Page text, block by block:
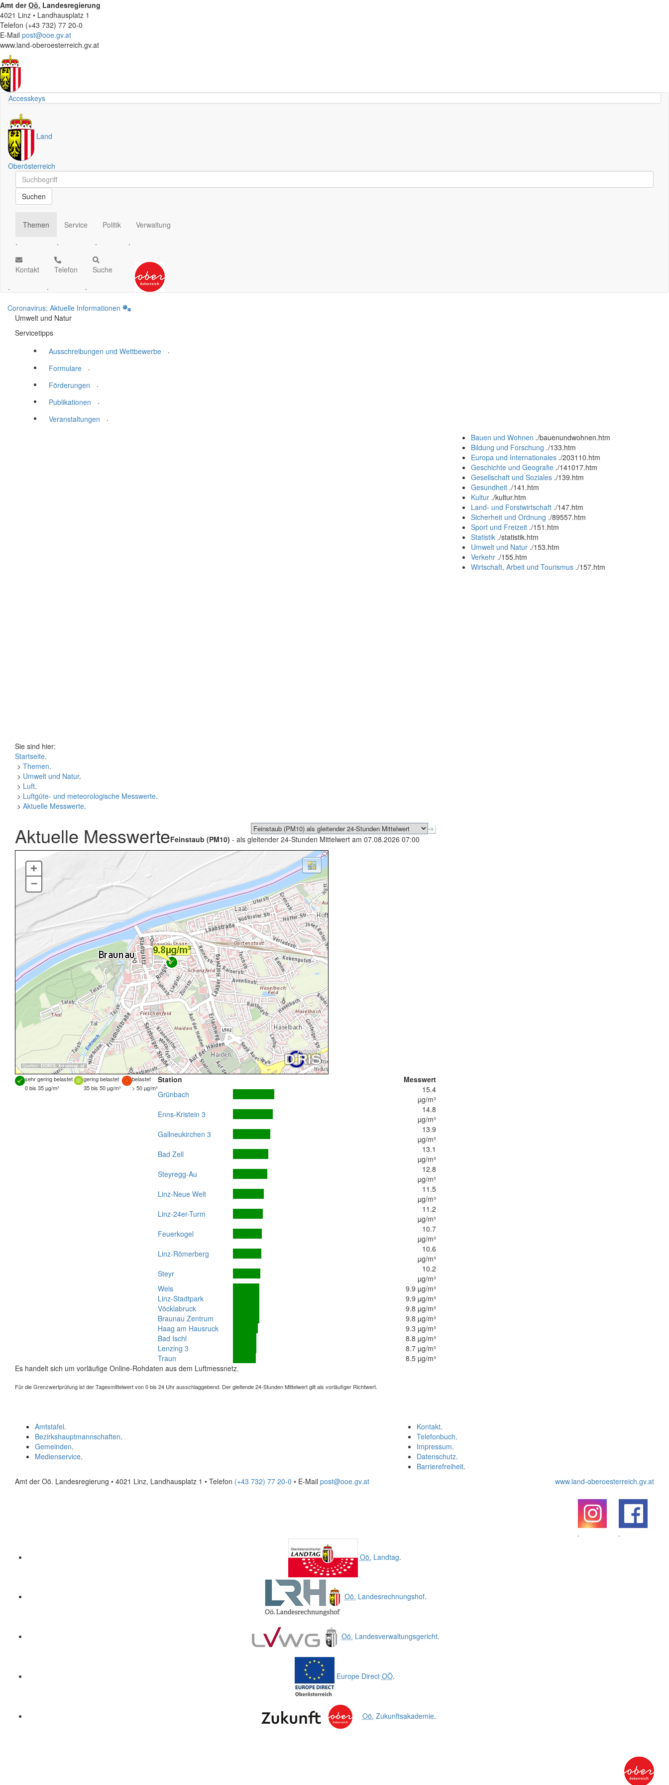
Amt derOö. Landesregierung
4021 Linz • Landhausplatz 1
Telefon (+43 732) 77 20-0
E-Mail post@ooe.gv.at
www.land-oberoesterreich.gv.at
Accesskeys
Land
Oberösterreich
Schnellsuche
Schnellsuche
Suchen
Themen
.
Service
.
Politik
.
Verwaltung
.
Kontakt
.
Telefon
.
Suche
.
Coronavirus: Aktuelle Informationen
Umwelt und Natur
Servicetipps
Ausschreibungen und Wettbewerbe
.
Formulare
.
Förderungen
.
Publikationen
.
Veranstaltungen
.
Bauen und Wohnen ./bauenundwohnen.htm
Bildung und Forschung ./133.htm
Europa und Internationales ./203110.htm
Geschichte und Geografie ./141017.htm
Gesellschaft und Soziales ./139.htm
Gesundheit ./141.htm
Kultur ./kultur.htm
Land- und Forstwirtschaft ./147.htm
Sicherheit und Ordnung ./89557.htm
Sport und Freizeit ./151.htm
Statistik ./statistik.htm
Umwelt und Natur ./153.htm
Verkehr ./155.htm
Wirtschaft, Arbeit und Tourismus ./157.htm
Sie sind hier:
Startseite.
> Themen.
> Umwelt und Natur.
> Luft.
> Luftgüte- und meteorologische Messwerte.
> Aktuelle Messwerte.
Aktuelle MesswerteFeinstaub (PM10) - als gleitender 24-Stunden Mittelwert am 07.08.2026 07:00
Quellen: DORIS, basemap.at
+
–
sehr gering belastet gering belastet
belastet
0 bis 35 µg/m³
35 bis 50 µg/m³ > 50 µg/m³
Station
Messwert
Grünbach
15.4
µg/m³
Enns-Kristein 3
14.8
µg/m³
Gallneukirchen 3
13.9
µg/m³
Bad Zell
13.1
µg/m³
Steyregg-Au
12.8
µg/m³
Linz-Neue Welt
11.5
µg/m³
Linz-24er-Turm
11.2
µg/m³
Feuerkogel
10.7
µg/m³
Linz-Römerberg
10.6
µg/m³
Steyr
10.2
µg/m³
Wels
9.9 µg/m³
Linz-Stadtpark
9.9 µg/m³
Vöcklabruck
9.8 µg/m³
Braunau Zentrum
9.8 µg/m³
Haag am Hausruck
9.3 µg/m³
Bad Ischl
8.8 µg/m³
Lenzing 3
8.7 µg/m³
Traun
8.5 µg/m³
Es handelt sich um vorläufige Online-Rohdaten aus dem Luftmessnetz.
Für die Grenzwertprüfung ist der Tagesmittelwert von 0 bis 24 Uhr ausschlaggebend. Der gleitende 24-Stunden Mittelwert gilt als vorläufiger Richtwert.
Kontakt.
Telefonbuch.
Impressum.
Datenschutz.
Barrierefreiheit.
Amtstafel.
Bezirkshauptmannschaften.
Gemeinden.
Medienservice.
Amt der Oö. Landesregierung • 4021 Linz, Landhausplatz 1 • Telefon (+43 732) 77 20-0 • E-Mail post@ooe.gv.at www.land-oberoesterreich.gv.at
.
.
Oö. Landtag.
Oö. Landesrechnungshof.
Oö. Landesverwaltungsgericht.
Europe Direct OÖ.
Oö. Zukunftsakademie.